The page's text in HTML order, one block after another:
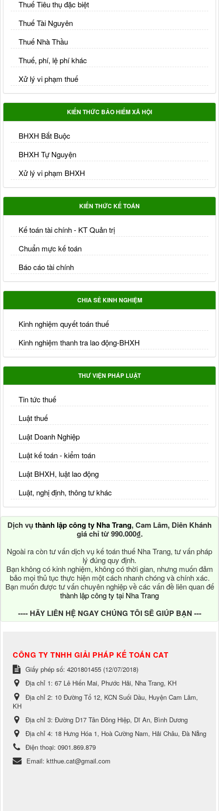
Thuế Tiêu thụ đặc biệt
Thuế Tài Nguyên
Thuế Nhà Thầu
Thuế, phí, lệ phí khác
Xử lý vi phạm thuế
KIẾN THỨC BẢO HIỂM XÃ HỘI
BHXH Bắt Buộc
BHXH Tự Nguyện
Xử lý vi phạm BHXH
KIẾN THỨC KẾ TOÁN
Kế toán tài chính - KT Quản trị
Chuẩn mực kế toán
Báo cáo tài chính
CHIA SẺ KINH NGHIỆM
Kinh nghiệm quyết toán thuế
Kinh nghiệm thanh tra lao động-BHXH
THƯ VIỆN PHÁP LUẬT
Tin tức thuế
Luật thuế
Luật Doanh Nghiệp
Luật kế toán - kiểm toán
Luật BHXH, luật lao động
Luật, nghị định, thông tư khác
Dịch vụ thành lập công ty Nha Trang, Cam Lâm, Diên Khánh
giá chỉ từ 990.000₫.
Ngoài ra còn tư vấn dịch vụ kế toán thuế Nha Trang, tư vấn pháp
lý đúng quy định.
Bạn không có kinh nghiệm, không có thời gian, nhưng muốn đảm
bảo mọi thủ tục thực hiện một cách nhanh chóng và chính xác.
Bạn muốn được tư vấn chuyên nghiệp về các vấn đề liên quan đế
thành lập công ty tại Nha Trang
---- HÃY LIÊN HỆ NGAY CHÚNG TÔI SẼ GIÚP BẠN ---
CÔNG TY TNHH GIẢI PHÁP KẾ TOÁN CAT
Giấy phép số: 4201801455 (12/07/2018)
Địa chỉ 1: 67 Lê Hiến Mai, Phước Hải, Nha Trang, KH
Địa chỉ 2: 10 Đường Tổ 12, KCN Suối Dầu, Huyện Cam Lâm,
KH
Địa chỉ 3: Đường D17 Tân Đông Hiệp, Dĩ An, Bình Dương
Địa chỉ 4: 18 Hưng Hóa 1, Hoà Cường Nam, Hải Châu, Đà Nẵng
Điện thoại: 0901.869.879
Email: ktthue.cat@gmail.com